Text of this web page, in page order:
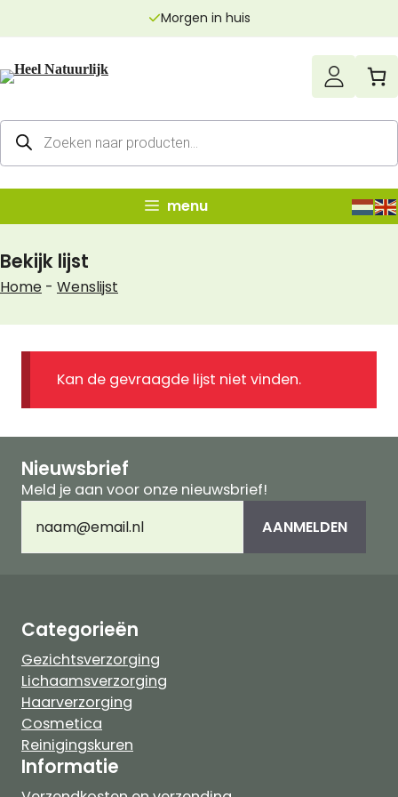
inhoud
Morgen in huis
Producten
zoeken
menu
Bekijk lijst
Home - Wenslijst
Kan de gevraagde lijst niet vinden.
Nieuwsbrief
Meld je aan voor onze nieuwsbrief!
mailadres(Vereist) AANMELDEN
Categorieën
Gezichtsverzorging
Lichaamsverzorging
Haarverzorging
Cosmetica
Reinigingskuren
Informatie